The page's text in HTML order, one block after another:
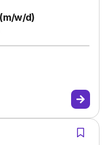
w/d)